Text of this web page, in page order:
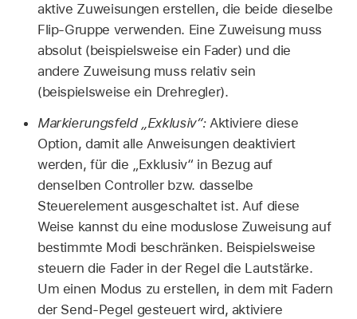
aktive Zuweisungen erstellen, die beide dieselbe
Flip-Gruppe verwenden. Eine Zuweisung muss
absolut (beispielsweise ein Fader) und die
andere Zuweisung muss relativ sein
(beispielsweise ein Drehregler).
Markierungsfeld „Exklusiv“:Aktiviere diese
Option, damit alle Anweisungen deaktiviert
werden, für die „Exklusiv“ in Bezug auf
denselben Controller bzw. dasselbe
Steuerelement ausgeschaltet ist. Auf diese
Weise kannst du eine moduslose Zuweisung auf
bestimmte Modi beschränken. Beispielsweise
steuern die Fader in der Regel die Lautstärke.
Um einen Modus zu erstellen, in dem mit Fadern
der Send-Pegel gesteuert wird, aktiviere